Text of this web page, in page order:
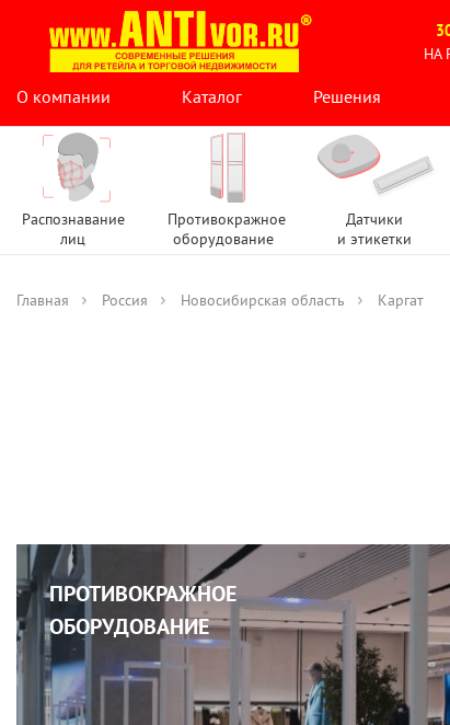
НА
О компании
Каталог Решения
Распознавание
лиц
Противокражное
оборудование
Датчики
и этикетки
Главная Россия Новосибирская область Каргат
ПРОТИВОКРАЖНОЕ
ОБОРУДОВАНИЕ